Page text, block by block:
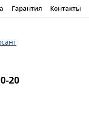
Гарантия Контакты
20